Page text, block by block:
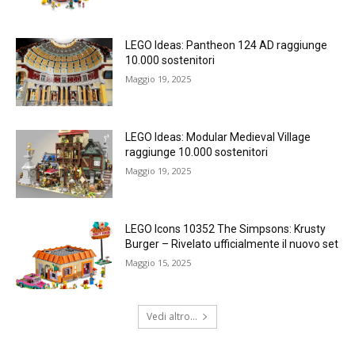
LEGO Ideas: Pantheon 124 AD raggiunge
10.000 sostenitori
Maggio 19, 2025
LEGO Ideas: Modular Medieval Village
raggiunge 10.000 sostenitori
Maggio 19, 2025
LEGO Icons 10352 The Simpsons: Krusty
Burger – Rivelato ufficialmente il nuovo set
Maggio 15, 2025
Vedi altro...